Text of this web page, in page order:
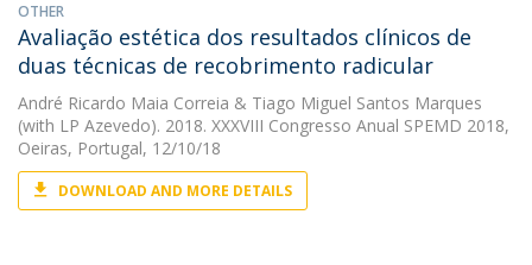
OTHER
Avaliação estética dos resultados clínicos de
duas técnicas de recobrimento radicular
André Ricardo Maia Correia & Tiago Miguel Santos Marques
(with LP Azevedo). 2018. XXXVIII Congresso Anual SPEMD 2018,
Oeiras, Portugal, 12/10/18
DOWNLOAD AND MORE DETAILS